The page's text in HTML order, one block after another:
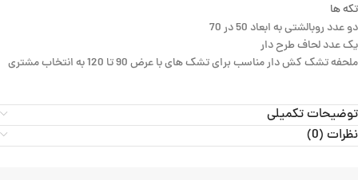
تکه ها
دو عدد روبالشتی به ابعاد 50 در 70
یک عدد لحاف طرح دار
ملحفه تشک کش دار مناسب برای تشک های با عرض 90 تا 120 به انتخاب مشتری
توضیحات تکمیلی
نظرات (0)